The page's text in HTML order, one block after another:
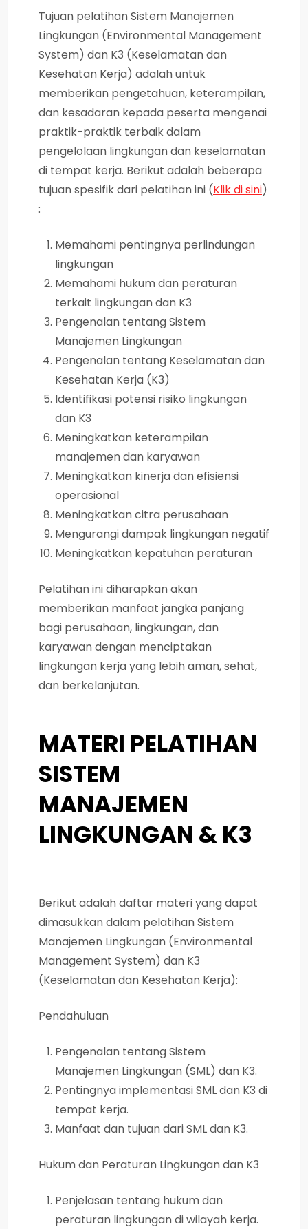
Tujuan pelatihan Sistem Manajemen
Lingkungan (Environmental Management
System) dan K3 (Keselamatan dan
Kesehatan Kerja) adalah untuk
memberikan pengetahuan, keterampilan,
dan kesadaran kepada peserta mengenai
praktik-praktik terbaik dalam
pengelolaan lingkungan dan keselamatan
di tempat kerja. Berikut adalah beberapa
tujuan spesifik dari pelatihan ini (Klik di sini)
:
Memahami pentingnya perlindungan
lingkungan
Memahami hukum dan peraturan
terkait lingkungan dan K3
Pengenalan tentang Sistem
Manajemen Lingkungan
Pengenalan tentang Keselamatan dan
Kesehatan Kerja (K3)
Identifikasi potensi risiko lingkungan
dan K3
Meningkatkan keterampilan
manajemen dan karyawan
Meningkatkan kinerja dan efisiensi
operasional
Meningkatkan citra perusahaan
Mengurangi dampak lingkungan negatif
Meningkatkan kepatuhan peraturan
Pelatihan ini diharapkan akan
memberikan manfaat jangka panjang
bagi perusahaan, lingkungan, dan
karyawan dengan menciptakan
lingkungan kerja yang lebih aman, sehat,
dan berkelanjutan.
MATERI PELATIHAN
SISTEM
MANAJEMEN
LINGKUNGAN & K3
Berikut adalah daftar materi yang dapat
dimasukkan dalam pelatihan Sistem
Manajemen Lingkungan (Environmental
Management System) dan K3
(Keselamatan dan Kesehatan Kerja):
Pendahuluan
Pengenalan tentang Sistem
Manajemen Lingkungan (SML) dan K3.
Pentingnya implementasi SML dan K3 di
tempat kerja.
Manfaat dan tujuan dari SML dan K3.
Hukum dan Peraturan Lingkungan dan K3
Penjelasan tentang hukum dan
peraturan lingkungan di wilayah kerja.